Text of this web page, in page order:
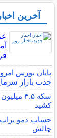
آخرین
جذب بازار
سکه ۴.۵
کشید
حساب دمو پراپ
چالش